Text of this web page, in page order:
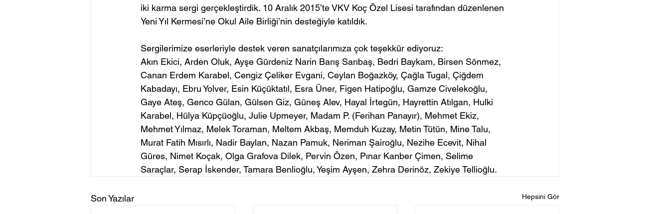
iki karma sergi gerçekleştirdik. 10 Aralık 2015’te VKV Koç Özel Lisesi tarafından düzenlenen
Yeni Yıl Kermesi’ne Okul Aile Birliği’nin desteğiyle katıldık.
Sergilerimize eserleriyle destek veren sanatçılarımıza çok teşekkür ediyoruz:
Akın Ekici, Arden Oluk, Ayşe Gürdeniz Narin Barış Sarıbaş, Bedri Baykam, Birsen Sönmez,
Canan Erdem Karabel, Cengiz Çeliker Evgani, Ceylan Boğazköy, Çağla Tugal, Çiğdem
Kabadayı, Ebru Yolver, Esin Küçüktatıl, Esra Üner, Figen Hatipoğlu, Gamze Civelekoğlu,
Gaye Ateş, Genco Gülan, Gülsen Giz, Güneş Alev, Hayal İrtegün, Hayrettin Atılgan, Hulki
Karabel, Hülya Küpçüoğlu, Julie Upmeyer, Madam P. (Ferihan Panayır), Mehmet Ekiz,
Mehmet Yılmaz, Melek Toraman, Meltem Akbaş, Memduh Kuzay, Metin Tütün, Mine Talu,
Murat Fatih Mısırlı, Nadir Baylan, Nazan Pamuk, Neriman Şairoğlu, Nezihe Ecevit, Nihal
Güres, Nimet Koçak, Olga Grafova Dilek, Pervin Özen, Pınar Kanber Çimen, Selime
Saraçlar, Serap İskender, Tamara Benlioğlu, Yeşim Ayşen, Zehra Derinöz, Zekiye Tellioğlu.
Son Yazılar Hepsini Gör